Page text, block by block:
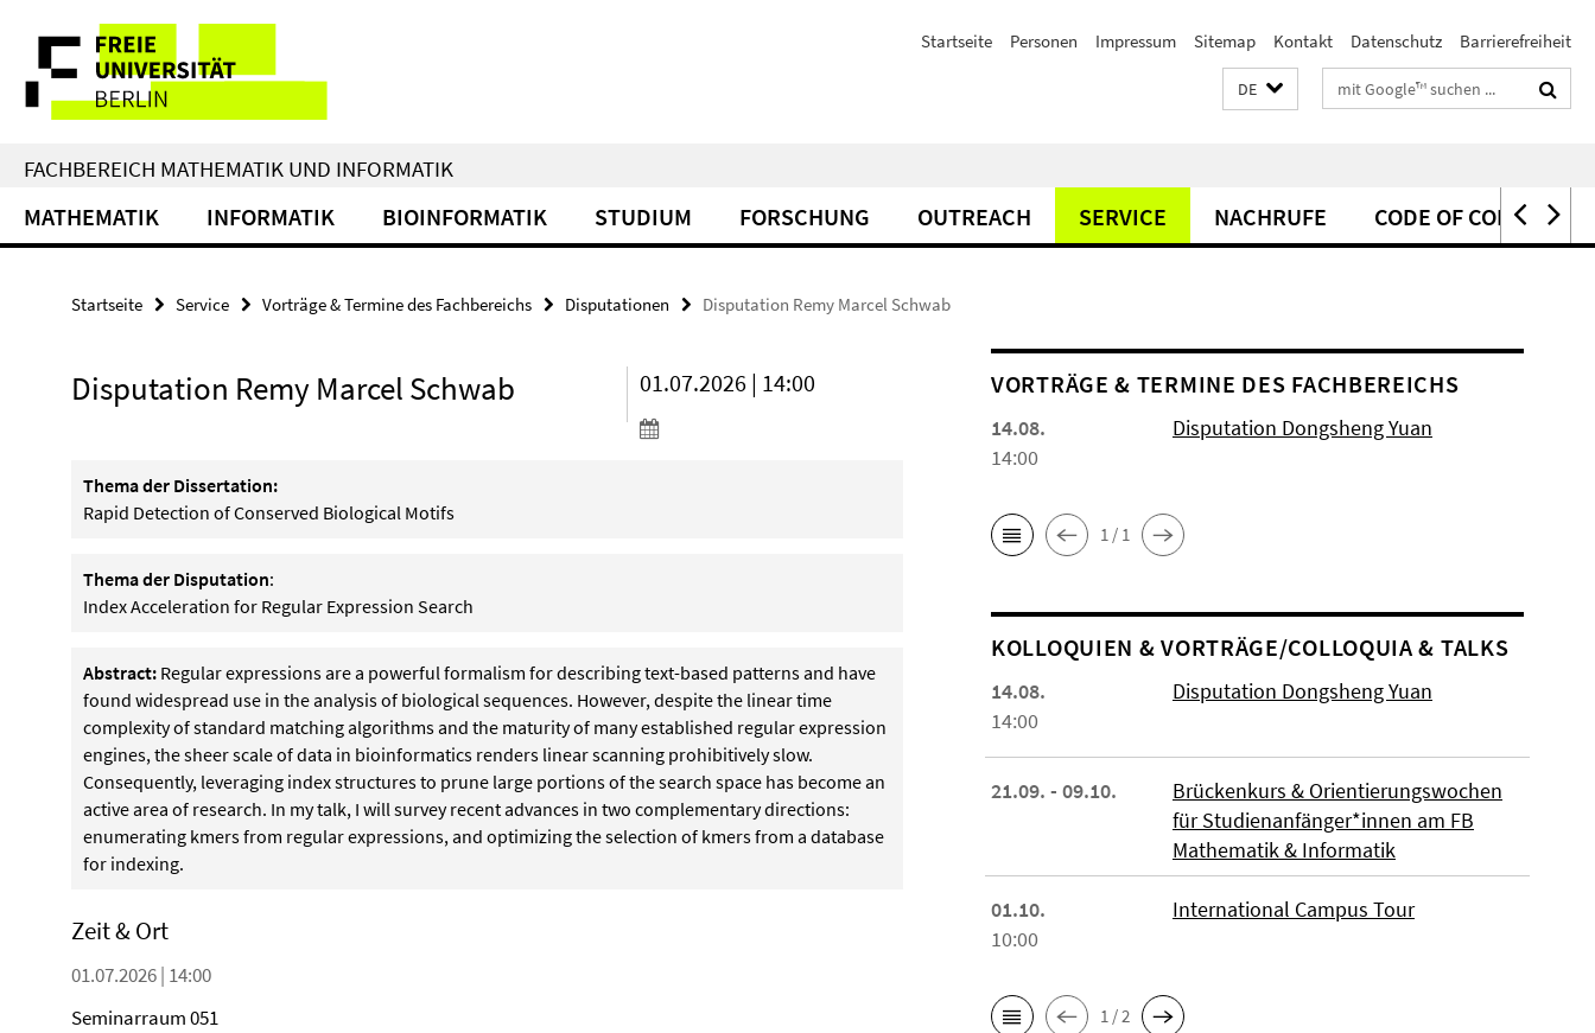
direkt
Inhalt
Service-
Navigation
Startseite Personen Impressum Sitemap Kontakt Datenschutz Barrierefreiheit
DE Suchbegriffe
FACHBEREICH MATHEMATIK UND INFORMATIK
MATHEMATIK INFORMATIK BIOINFORMATIK STUDIUM FORSCHUNG OUTREACH SERVICE NACHRUFE CODE OF CONDUCT
Startseite Service Vorträge & Termine des Fachbereichs Disputationen Disputation Remy Marcel Schwab
Disputation Remy Marcel Schwab 01.07.2026 | 14:00
Thema der Dissertation:
Rapid Detection of Conserved Biological Motifs
Thema der Disputation:
Index Acceleration for Regular Expression Search
Abstract: Regular expressions are a powerful formalism for describing text-based patterns and have
found widespread use in the analysis of biological sequences. However, despite the linear time
complexity of standard matching algorithms and the maturity of many established regular expression
engines, the sheer scale of data in bioinformatics renders linear scanning prohibitively slow.
Consequently, leveraging index structures to prune large portions of the search space has become an
active area of research. In my talk, I will survey recent advances in two complementary directions:
enumerating kmers from regular expressions, and optimizing the selection of kmers from a database
for indexing.
Zeit & Ort
01.07.2026 | 14:00
Seminarraum 051
VORTRÄGE & TERMINE DES FACHBEREICHS
14.08.
14:00
Disputation Dongsheng Yuan
1 / 1
KOL­LO­QUIEN & VORTRÄGE/COLLOQUIA & TALKS
14.08.
14:00
Disputation Dongsheng Yuan
21.09. - 09.10.
Brückenkurs & Orientierungswochen
für Studienanfänger*innen am FB
Mathematik & Informatik
01.10.
10:00
International Campus Tour
1 / 2